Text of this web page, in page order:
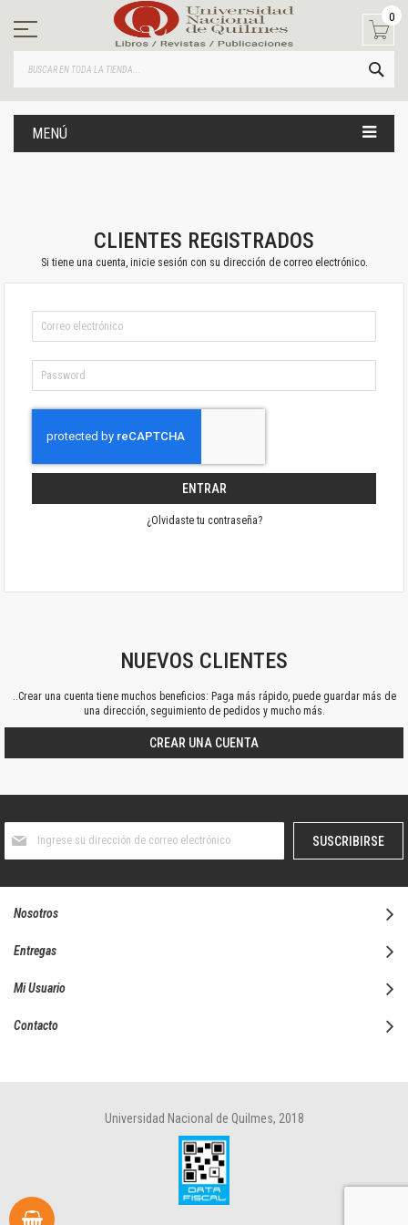
contenido
0
MENÚ
CLIENTES REGISTRADOS
Si tiene una cuenta, inicie sesión con su dirección de correo electrónico.
ENTRAR
¿Olvidaste tu contraseña?
NUEVOS CLIENTES
..Crear una cuenta tiene muchos beneficios: Paga más rápido, puede guardar más de
una dirección, seguimiento de pedidos y mucho más.
CREAR UNA CUENTA
boletín
SUSCRIBIRSE
Nosotros
Entregas
Mi Usuario
Contacto
Universidad Nacional de Quilmes, 2018